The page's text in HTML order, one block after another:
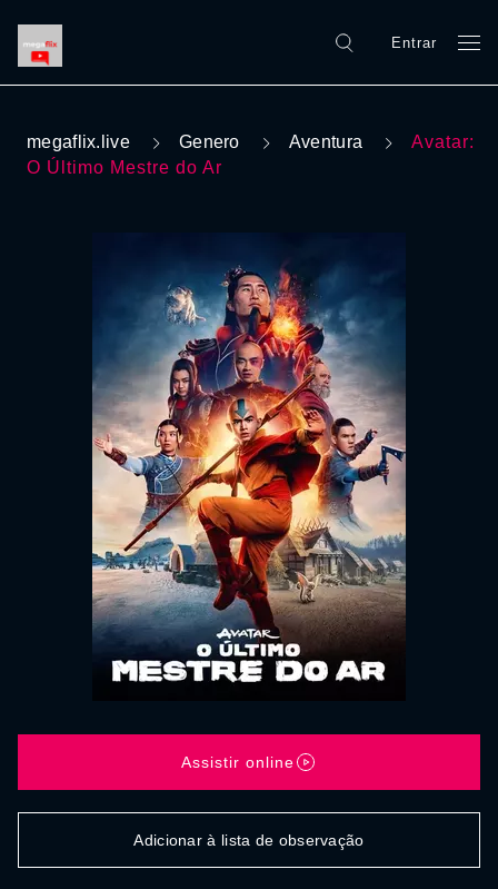
Entrar
megaflix.live Genero Aventura
Avatar:
O Último Mestre do Ar
Assistir online
Adicionar à lista de observação